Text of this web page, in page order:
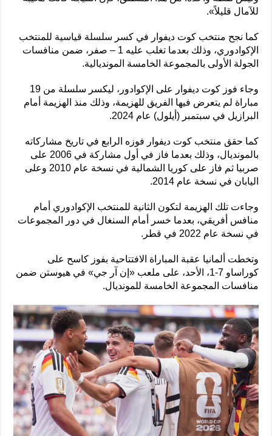
للآمال قليلاً».
كما نجح منتخب كوت ديفوار في كسر سلسلة قياسية للمنتخب
الإكوادوري، وذلك بعدما تغلب عليه 1 – صفر، ضمن منافسات
الجولة الأولى بالمجموعة الخامسة المونديالية.
وجاء فوز كوت ديفوار على الإكوادور، ليكسر سلسلة من 19
مباراة لم يتعرض فيها الفريق للهزيمة، وذلك منذ الهزيمة أمام
البرازيل في سبتمبر (أيلول) عام 2024.
كما حقق منتخب كوت ديفوار فوزه الرابع في تاريخ مشاركاته
بالمونديال، وذلك بعدما فاز في أول مشاركة في 2006 على
صربيا ثم فاز على كوريا الشمالية في نسخة عام 2010 وعلى
اليابان في نسخة عام 2014.
وجاءت تلك الهزيمة لتكون الثانية للمنتخب الإكوادوري أمام
منافس أفريقي، بعدما خسر أمام السنغال في دور المجموعات
في نسخة عام 2022 في قطر.
وتخطت ألمانيا عقبة المباراة الافتتاحية بفوز كاسح على
كوراساو 7-1، الأحد، على ملعب «إن آر جي» في هيوستن ضمن
منافسات المجموعة الخامسة للمونديال.